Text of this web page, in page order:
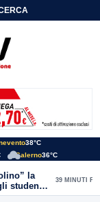
38°C
Salerno36°C
la
studenti
e
39 MINUTI FA